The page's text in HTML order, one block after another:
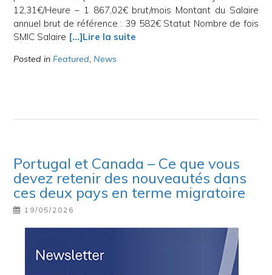
12,31€/Heure – 1 867,02€ brut/mois Montant du Salaire
annuel brut de référence : 39 582€ Statut Nombre de fois
SMIC Salaire […]Lire la suite
Posted in Featured, News
Portugal et Canada – Ce que vous
devez retenir des nouveautés dans
ces deux pays en terme migratoire
19/05/2026